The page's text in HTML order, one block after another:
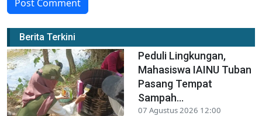
Post Comment
Berita Terkini
Peduli Lingkungan,
Mahasiswa IAINU Tuban
Pasang Tempat
Sampah...
07 Agustus 2026 12:00